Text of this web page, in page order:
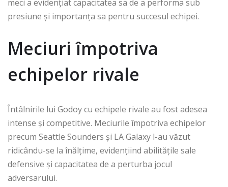
meci a evidențiat capacitatea sa de a performa sub
presiune și importanța sa pentru succesul echipei.
Meciuri împotriva
echipelor rivale
Întâlnirile lui Godoy cu echipele rivale au fost adesea
intense și competitive. Meciurile împotriva echipelor
precum Seattle Sounders și LA Galaxy l-au văzut
ridicându-se la înălțime, evidențiind abilitățile sale
defensive și capacitatea de a perturba jocul
adversarului.